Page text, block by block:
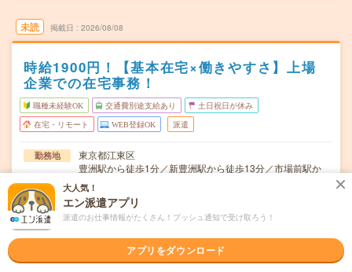
未読 掲載日 2026/08/08
時給1900円！【基本在宅×働きやすさ】上場
企業での在宅事務！
職種未経験OK 交通費別途支給あり 土日祝日が休み
在宅・リモート WEB登録OK 派遣
勤務地
東京都江東区
豊洲駅から徒歩1分／新豊洲駅から徒歩13分／市場前駅か
ら徒歩19分
曜日頻度 月～金※土日休み！
時間
期間 2026/10/上旬～長期（3カ月以上） ★10月～OK！
大人気！
エン派遣アプリ
派遣のお仕事情報がたくさん！プッシュ通知で受け取ろう！
アプリをダウンロード